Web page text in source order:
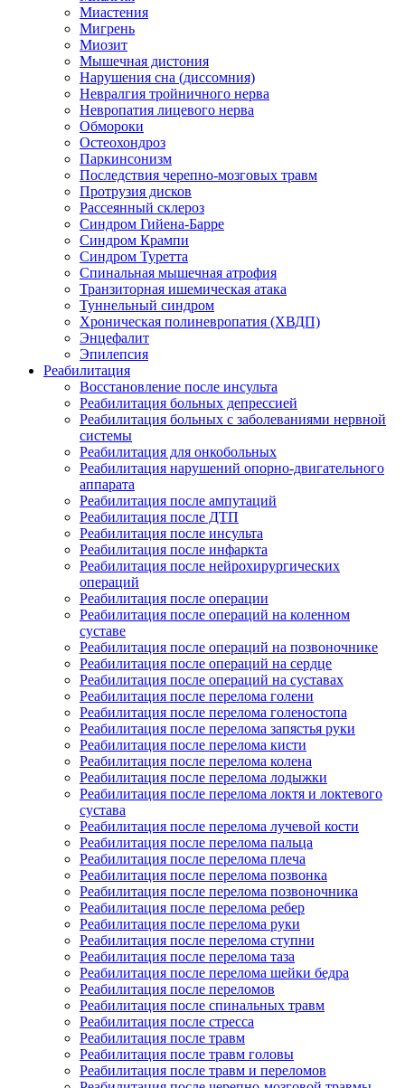
Миастения
Мигрень
Миозит
Мышечная дистония
Нарушения сна (диссомния)
Невралгия тройничного нерва
Невропатия лицевого нерва
Обмороки
Остеохондроз
Паркинсонизм
Последствия черепно-мозговых травм
Протрузия дисков
Рассеянный склероз
Синдром Гийена-Барре
Синдром Крампи
Синдром Туретта
Спинальная мышечная атрофия
Транзиторная ишемическая атака
Туннельный синдром
Хроническая полиневропатия (ХВДП)
Энцефалит
Эпилепсия
Реабилитация
Восстановление после инсульта
Реабилитация больных депрессией
Реабилитация больных с заболеваниями нервной
системы
Реабилитация для онкобольных
Реабилитация нарушений опорно-двигательного
аппарата
Реабилитация после ампутаций
Реабилитация после ДТП
Реабилитация после инсульта
Реабилитация после инфаркта
Реабилитация после нейрохирургических
операций
Реабилитация после операции
Реабилитация после операций на коленном
суставе
Реабилитация после операций на позвоночнике
Реабилитация после операций на сердце
Реабилитация после операций на суставах
Реабилитация после перелома голени
Реабилитация после перелома голеностопа
Реабилитация после перелома запястья руки
Реабилитация после перелома кисти
Реабилитация после перелома колена
Реабилитация после перелома лодыжки
Реабилитация после перелома локтя и локтевого
сустава
Реабилитация после перелома лучевой кости
Реабилитация после перелома пальца
Реабилитация после перелома плеча
Реабилитация после перелома позвонка
Реабилитация после перелома позвоночника
Реабилитация после перелома ребер
Реабилитация после перелома руки
Реабилитация после перелома ступни
Реабилитация после перелома таза
Реабилитация после перелома шейки бедра
Реабилитация после переломов
Реабилитация после спинальных травм
Реабилитация после стресса
Реабилитация после травм
Реабилитация после травм головы
Реабилитация после травм и переломов